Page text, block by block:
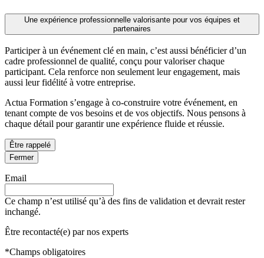
Une expérience professionnelle valorisante pour vos équipes et
partenaires
Participer à un événement clé en main, c’est aussi bénéficier d’un
cadre professionnel de qualité, conçu pour valoriser chaque
participant. Cela renforce non seulement leur engagement, mais
aussi leur fidélité à votre entreprise.
Actua Formation s’engage à co-construire votre événement, en
tenant compte de vos besoins et de vos objectifs. Nous pensons à
chaque détail pour garantir une expérience fluide et réussie.
Être rappelé
Fermer
Email
Ce champ n’est utilisé qu’à des fins de validation et devrait rester
inchangé.
Être recontacté(e) par nos experts
*Champs obligatoires